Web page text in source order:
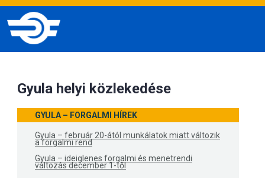
Gyula helyi közlekedése
GYULA – FORGALMI HÍREK
Gyula – február 20-ától munkálatok miatt változik
a forgalmi rend
Gyula – ideiglenes forgalmi és menetrendi
változás december 1-től